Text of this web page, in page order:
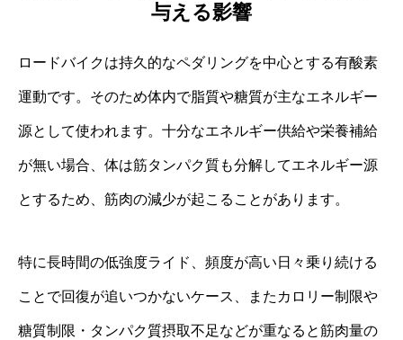
与える影響
ロードバイクは持久的なペダリングを中心とする有酸素
運動です。そのため体内で脂質や糖質が主なエネルギー
源として使われます。十分なエネルギー供給や栄養補給
が無い場合、体は筋タンパク質も分解してエネルギー源
とするため、筋肉の減少が起こることがあります。
特に長時間の低強度ライド、頻度が高い日々乗り続ける
ことで回復が追いつかないケース、またカロリー制限や
糖質制限・タンパク質摂取不足などが重なると筋肉量の